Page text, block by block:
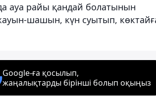
ауа райы қандай болатынын
шашын, күн суытып,
Google-ға қосылып,
жаңалықтарды бірінші болып оқыңыз